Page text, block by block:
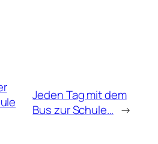
Jeden Tag mit dem
Bus zur Schule… →